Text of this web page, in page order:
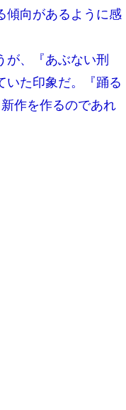
傾向があるように感
が、『あぶない刑
いた印象だ。『踊る
作を作るのであれ